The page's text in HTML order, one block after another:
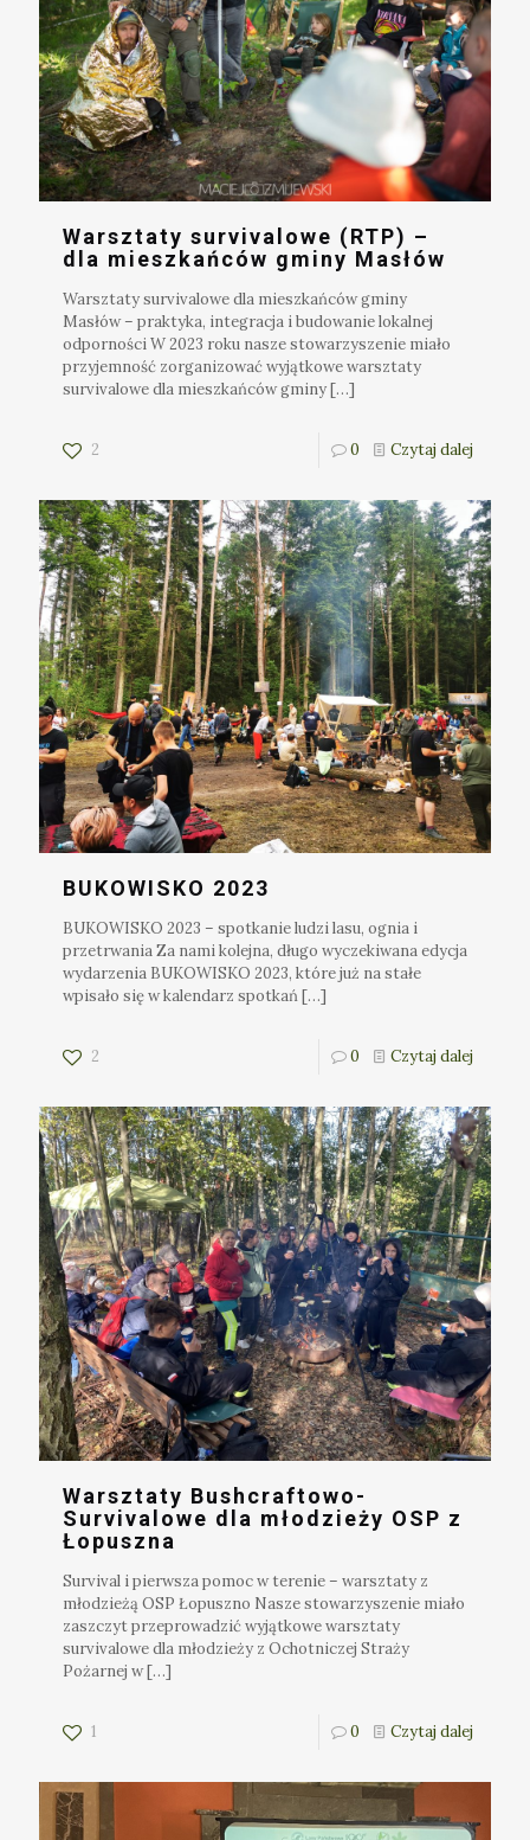
Warsztaty survivalowe (RTP) –
dla mieszkańców gminy Masłów
Warsztaty survivalowe dla mieszkańców gminy
Masłów – praktyka, integracja i budowanie lokalnej
odporności W 2023 roku nasze stowarzyszenie miało
przyjemność zorganizować wyjątkowe warsztaty
survivalowe dla mieszkańców gminy[…]
2 0 Czytaj dalej
BUKOWISKO 2023
BUKOWISKO 2023 – spotkanie ludzi lasu, ognia i
przetrwania Za nami kolejna, długo wyczekiwana edycja
wydarzenia BUKOWISKO 2023, które już na stałe
wpisało się w kalendarz spotkań[…]
2 0 Czytaj dalej
Warsztaty Bushcraftowo-
Survivalowe dla młodzieży OSP z
Łopuszna
Survival i pierwsza pomoc w terenie – warsztaty z
młodzieżą OSP Łopuszno Nasze stowarzyszenie miało
zaszczyt przeprowadzić wyjątkowe warsztaty
survivalowe dla młodzieży z Ochotniczej Straży
Pożarnej w[…]
1 0 Czytaj dalej